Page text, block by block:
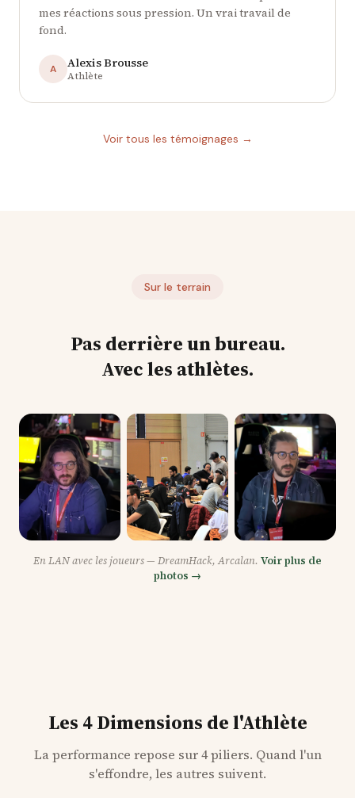
mes réactions sous pression. Un vrai travail de
fond.
A Alexis Brousse
Athlète
Voir tous les témoignages →
Sur le terrain
Pas derrière un bureau.
Avec les athlètes.
En LAN avec les joueurs — DreamHack, Arcalan. Voir plus de
photos →
Les 4 Dimensions de l'Athlète
La performance repose sur 4 piliers. Quand l'un
s'effondre, les autres suivent.